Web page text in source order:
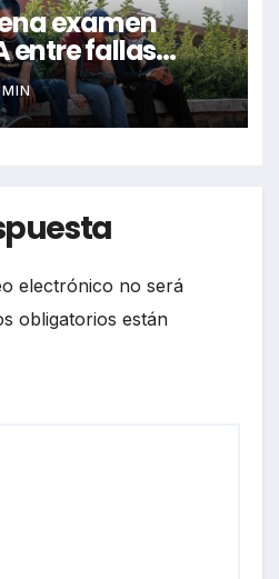
examen
entre fallas
estudiantil
electrónico no será
obligatorios están